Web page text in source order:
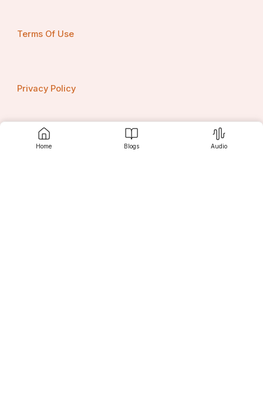
Home Blogs Audio
Terms Of Use
Privacy Policy
Contact us